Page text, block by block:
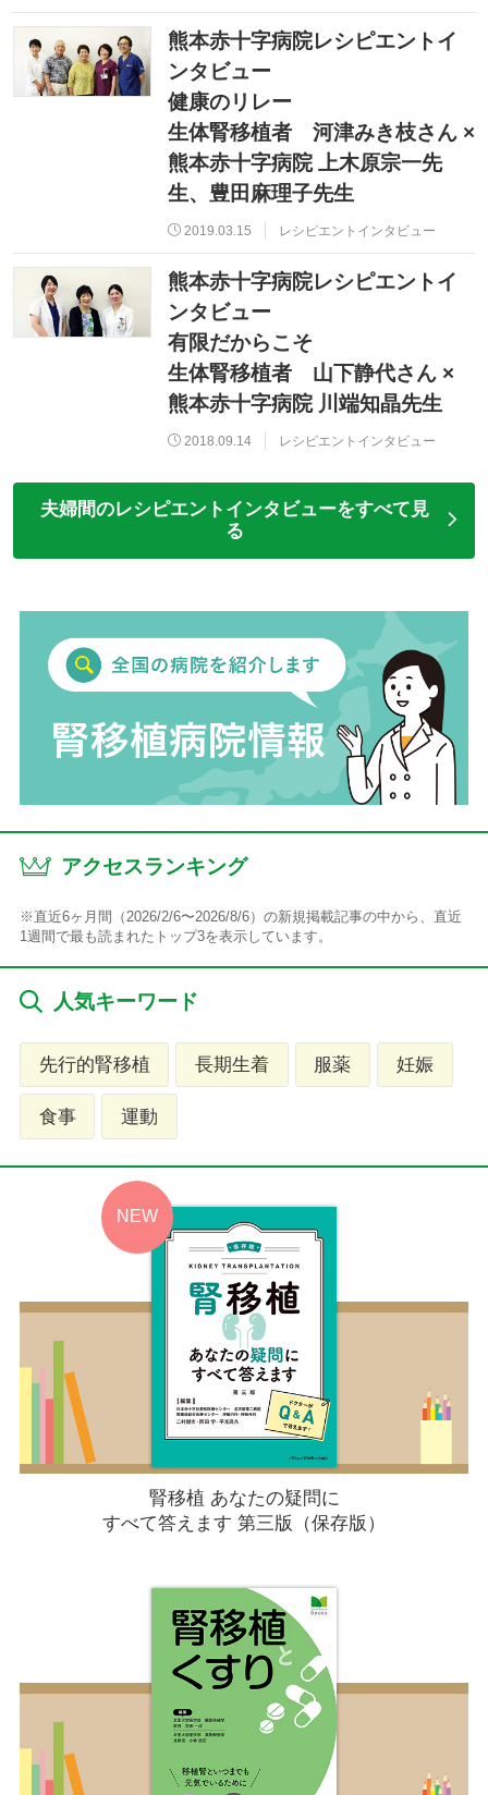
熊本赤十字病院レシピエントイ
ンタビュー
健康のリレー
生体腎移植者 河津みき枝さん ×
熊本赤十字病院 上木原宗一先
生、豊田麻理子先生
2019.03.15 レシピエントインタビュー
熊本赤十字病院レシピエントイ
ンタビュー
有限だからこそ
生体腎移植者 山下静代さん ×
熊本赤十字病院 川端知晶先生
2018.09.14 レシピエントインタビュー
夫婦間のレシピエントインタビューをすべて見
る
アクセスランキング
※直近6ヶ月間（2026/2/6〜2026/8/6）の新規掲載記事の中から、直近
1週間で最も読まれたトップ3を表示しています。
人気キーワード
先行的腎移植 長期生着 服薬 妊娠
食事 運動
腎移植 あなたの疑問に
すべて答えます 第三版（保存版）